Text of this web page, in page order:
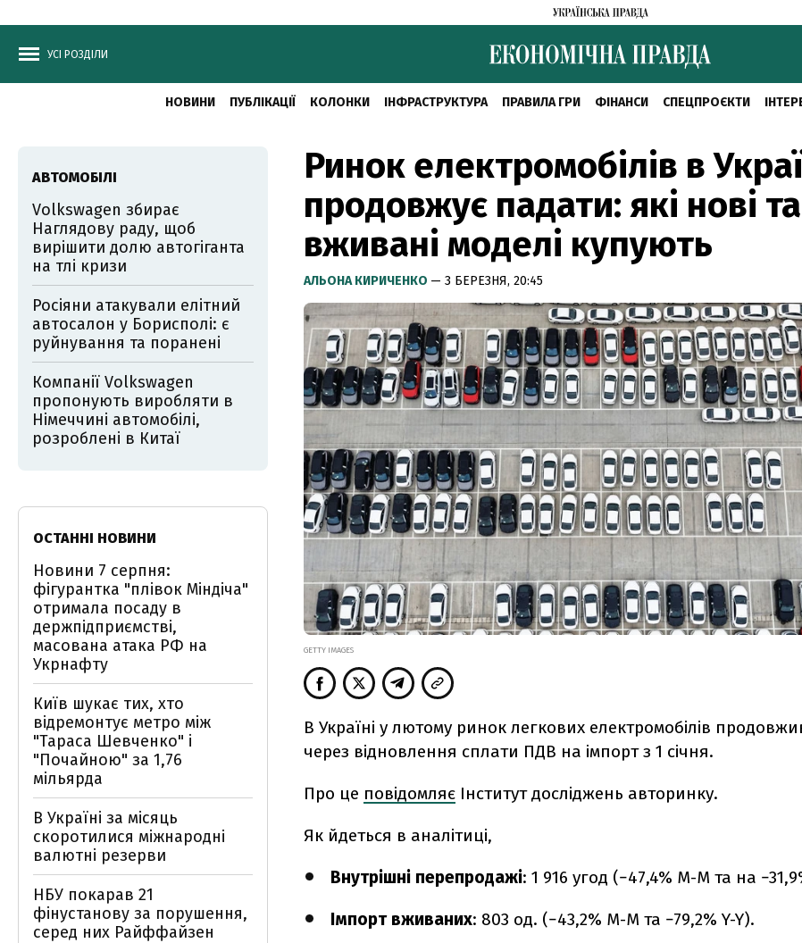
УСІ РОЗДІЛИ
НОВИНИ ПУБЛІКАЦІЇ КОЛОНКИ ІНФРАСТРУКТУРА ПРАВИЛА ГРИ ФІНАНСИ СПЕЦПРОЄКТИ
Ринок електромобілів в
продовжує падати: які нові та
вживані моделі купують
АЛЬОНА КИРИЧЕНКО — 3 БЕРЕЗНЯ, 20:45
GETTY IMAGES
В Україні у лютому ринок легкових електромобілів
через відновлення сплати ПДВ на імпорт з 1 січня.
Про це повідомляє Інститут досліджень авторинку.
Як йдеться в аналітиці,
Внутрішні перепродажі: 1 916 угод (−47,4% M-M та на
Імпорт вживаних: 803 од. (−43,2% M-M та −79,2% Y-Y).
АВТОМОБІЛІ
Volkswagen збирає
Наглядову раду, щоб
вирішити долю автогіганта
на тлі кризи
Росіяни атакували елітний
автосалон у Борисполі: є
руйнування та поранені
Компанії Volkswagen
пропонують виробляти в
Німеччині автомобілі,
розроблені в Китаї
ОСТАННІ НОВИНИ
Новини 7 серпня:
фігурантка "плівок Міндіча"
отримала посаду в
держпідприємстві,
масована атака РФ на
Укрнафту
Київ шукає тих, хто
відремонтує метро між
"Тараса Шевченко" і
"Почайною" за 1,76
мільярда
В Україні за місяць
скоротилися міжнародні
валютні резерви
НБУ покарав 21
фінустанову за порушення,
серед них Райффайзен